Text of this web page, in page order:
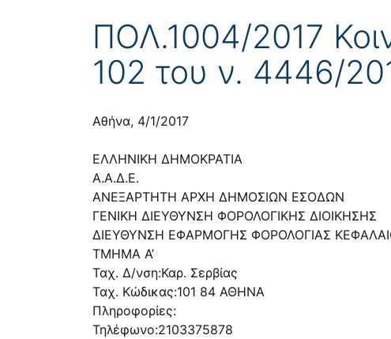
ΠΟΛ.1004/2017
102 του ν. 4446/
Αθήνα, 4/1/2017
ΕΛΛΗΝΙΚΗ ΔΗΜΟΚΡΑΤΙΑ
Α.Α.Δ.Ε.
ΑΝΕΞΑΡΤΗΤΗ ΑΡΧΗ ΔΗΜΟΣΙΩΝ ΕΣΟΔΩΝ
ΓΕΝΙΚΗ ΔΙΕΥΘΥΝΣΗ ΦΟΡΟΛΟΓΙΚΗΣ ΔΙΟΙΚΗΣΗΣ
ΔΙΕΥΘΥΝΣΗ ΕΦΑΡΜΟΓΗΣ ΦΟΡΟΛΟΓΙΑΣ
ΤΜΗΜΑ Α’
Ταχ. Δ/νση:Καρ. Σερβίας
Ταχ. Κώδικας:101 84 ΑΘΗΝΑ
Πληροφορίες:
Τηλέφωνο:2103375878